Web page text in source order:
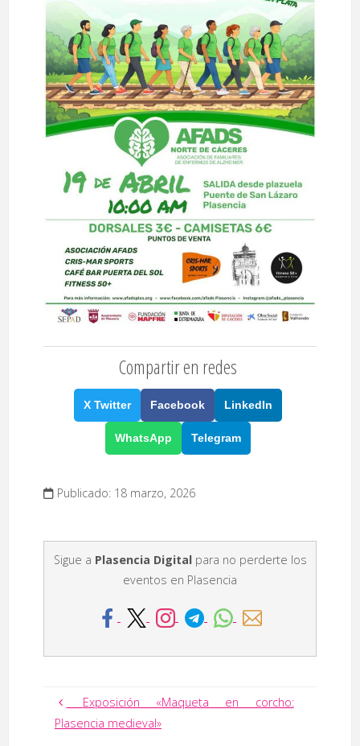
Compartir en redes
X Twitter Facebook LinkedIn
WhatsApp Telegram
Publicado: 18 marzo, 2026
Sigue a Plasencia Digitalpara no perderte los
eventos en Plasencia
Exposición «Maqueta en corcho:
Plasencia medieval»